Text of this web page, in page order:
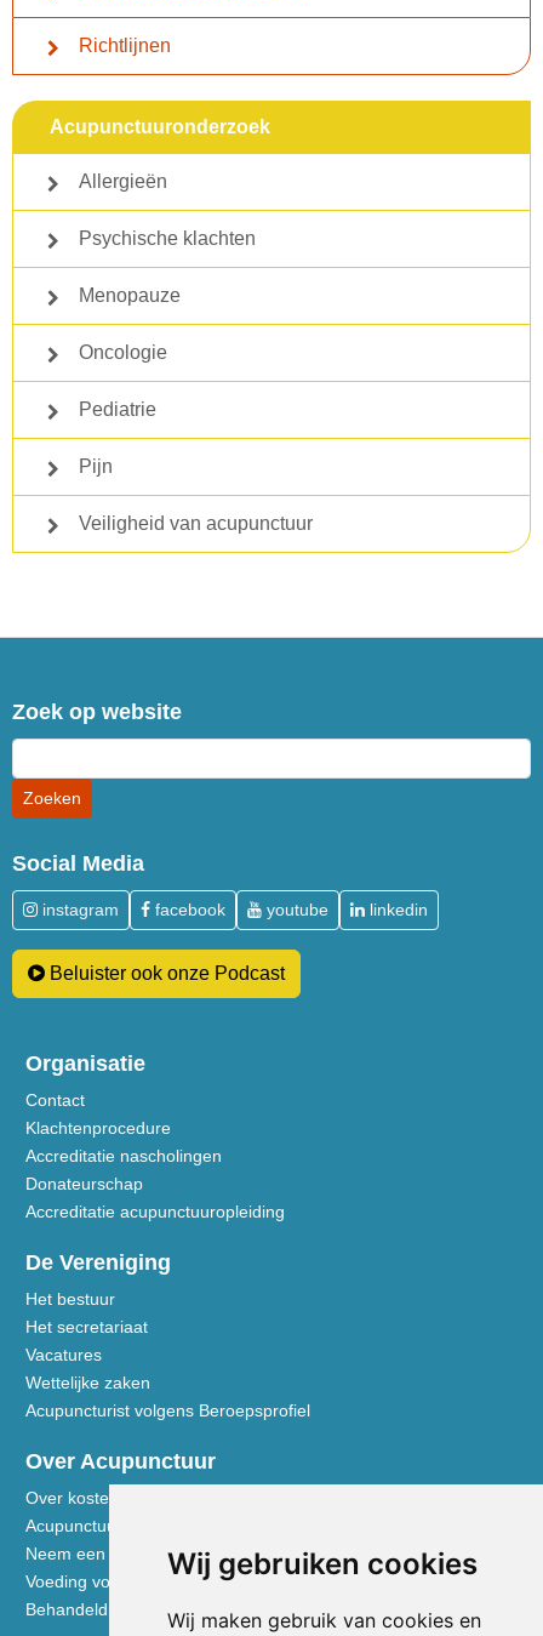
Wij gebruiken cookies
Wij maken gebruik van cookies en
Richtlijnen
Acupunctuuronderzoek
Allergieën
Psychische klachten
Menopauze
Oncologie
Pediatrie
Pijn
Veiligheid van acupunctuur
Zoek op website
Social Media
instagram facebook youtube linkedin
Beluister ook onze Podcast
Organisatie
Contact
Klachtenprocedure
Accreditatie nascholingen
Donateurschap
Accreditatie acupunctuuropleiding
De Vereniging
Het bestuur
Het secretariaat
Vacatures
Wettelijke zaken
Acupuncturist volgens Beroepsprofiel
Over Acupunctuur
Over kosten en vergoedingen
Acupunctuur toegelicht
Neem een kijkje in de praktijk
Voeding volgens de Vijf Elementen
Behandeldisciplines - TCG